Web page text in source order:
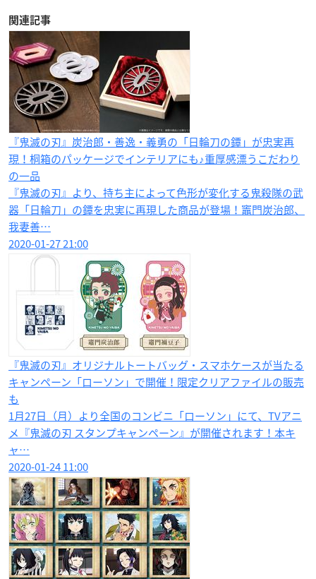
関連記事
『鬼滅の刃』炭治郎・善逸・義勇の「日輪刀の鐔」が忠実再
現！桐箱のパッケージでインテリアにも♪重厚感漂うこだわり
の一品
『鬼滅の刃』より、持ち主によって色形が変化する鬼殺隊の武
器「日輪刀」の鐔を忠実に再現した商品が登場！竈門炭治郎、
我妻善…
2020-01-27 21:00
『鬼滅の刃』オリジナルトートバッグ・スマホケースが当たる
キャンペーン「ローソン」で開催！限定クリアファイルの販売
も
1月27日（月）より全国のコンビニ「ローソン」にて、TVアニ
メ『鬼滅の刃 スタンプキャンペーン』が開催されます！本キ
ャ…
2020-01-24 11:00